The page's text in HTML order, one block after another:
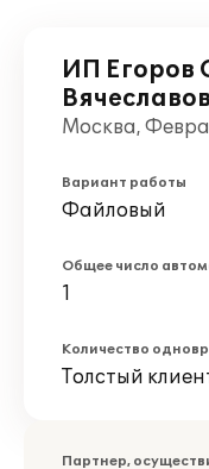
ИП Егоров
Москва,
Вариант работы
Файловый
Общее число
1
Количество
Толстый
Партнер,